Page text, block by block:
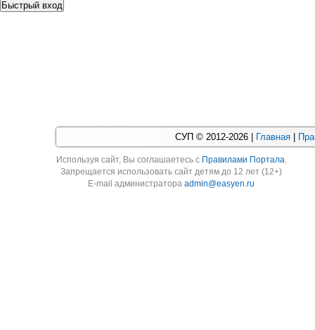
СУП © 2012-2026 | Главная
Используя cайт, Вы соглашаетесь с Правилами Портала.
Запрещается использовать сайт детям до 12 лет (12+)
E-mail администратораadmin@easyen.ru